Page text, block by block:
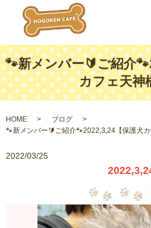
🐾新メンバー🔰ご紹介
カフェ天神
HOME
ブログ
🐾新メンバー🔰ご紹介🐾2022,3,24【保護犬カ
2022/03/25